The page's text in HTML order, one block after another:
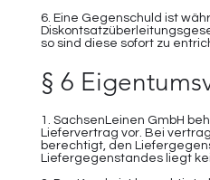
6. Eine Gegenschuld ist
so sind diese sofort zu
§ 6
1. SachsenLeinen GmbH
Liefervertrag vor. Bei
berechtigt, den
Liefergegenstandes liegt